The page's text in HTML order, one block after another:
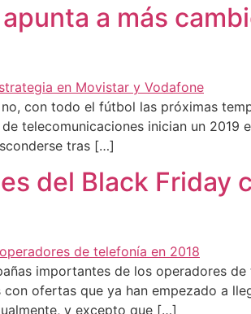
a más
con todo el fútbol las próximas
telecomunicaciones inician un 2019
tras […]
del Black Friday
importantes de los operadores
ofertas que ya han empezado a
y excepto que […]